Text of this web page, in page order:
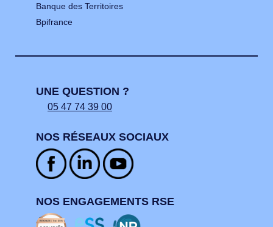
Banque des Territoires
Bpifrance
UNE QUESTION ?
05 47 74 39 00
NOS RÉSEAUX SOCIAUX
NOS ENGAGEMENTS RSE